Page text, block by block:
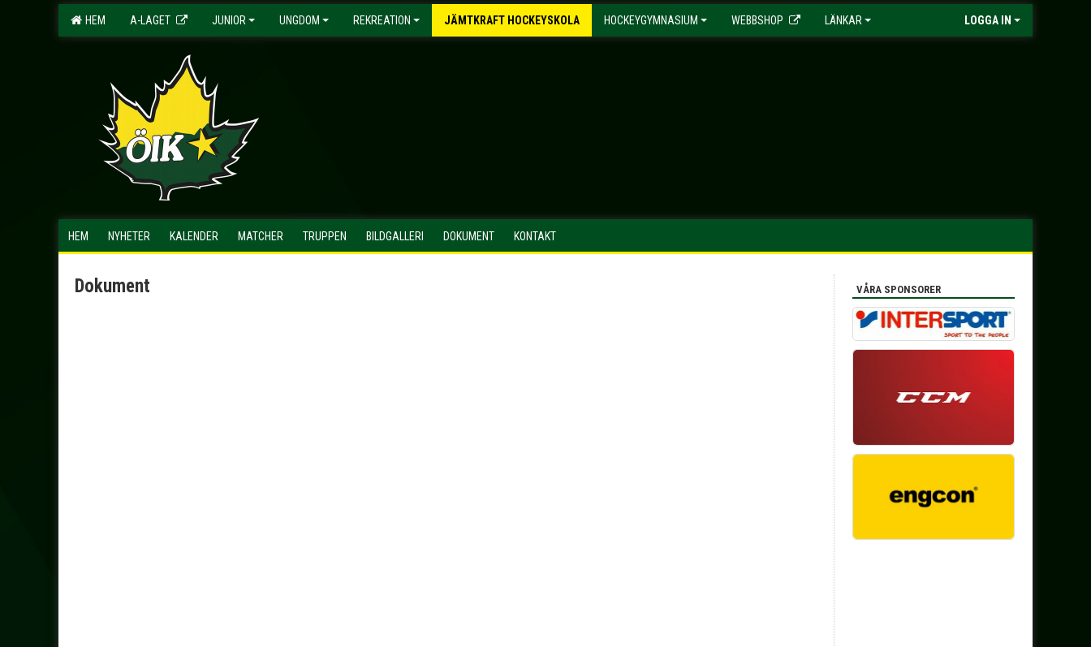
HEM A-LAGET JUNIOR UNGDOM REKREATION JÄMTKRAFT HOCKEYSKOLA HOCKEYGYMNASIUM WEBBSHOP LÄNKAR LOGGA IN
HEM NYHETER KALENDER MATCHER TRUPPEN BILDGALLERI DOKUMENT KONTAKT
Dokument VÅRA SPONSORER